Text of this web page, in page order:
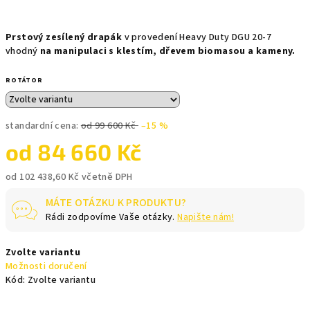
Prstový zesílený drapák v provedení Heavy Duty DGU 20-7
vhodný na manipulaci s klestím, dřevem biomasou a kameny.
ROTÁTOR
standardní cena: od 99 600 Kč –15 %
od 84 660 Kč
od 102 438,60 Kč včetně DPH
cena:
MÁTE OTÁZKU K PRODUKTU?
Rádi zodpovíme Vaše otázky.Napište nám!
Zvolte variantu
Možnosti doručení
Kód: Zvolte variantu